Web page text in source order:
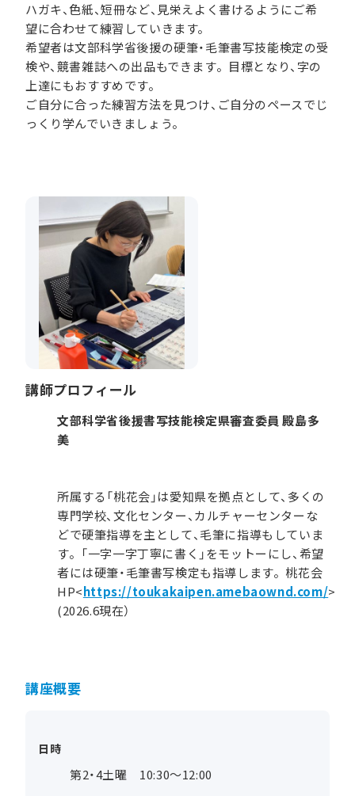
ハガキ、色紙、短冊など、見栄えよく書けるようにご希
望に合わせて練習していきます。
希望者は文部科学省後援の硬筆・毛筆書写技能検定の受
検や、競書雑誌への出品もできます。目標となり、字の
上達にもおすすめです。
ご自分に合った練習方法を見つけ、ご自分のペースでじ
っくり学んでいきましょう。
講師プロフィール
文部科学省後援書写技能検定県審査委員 殿島多
美
所属する「桃花会」は愛知県を拠点として、多くの
専門学校、文化センター、カルチャーセンターな
どで硬筆指導を主として、毛筆に指導もしていま
す。「一字一字丁寧に書く」をモットーにし、希望
者には硬筆・毛筆書写検定も指導します。桃花会
HP<https://toukakaipen.amebaownd.com/>
(2026.6現在）
講座概要
日時
第2・4土曜 10:30～12:00